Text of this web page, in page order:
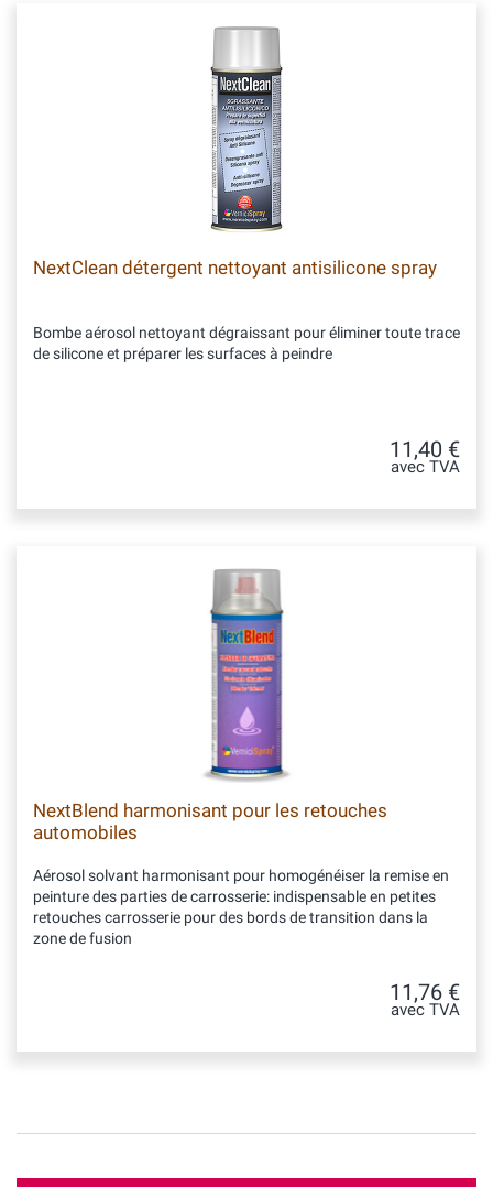
NextClean détergent nettoyant antisilicone spray
Bombe aérosol nettoyant dégraissant pour éliminer toute trace
de silicone et préparer les surfaces à peindre
11,40 €
avec TVA
NextBlend harmonisant pour les retouches
automobiles
Aérosol solvant harmonisant pour homogénéiser la remise en
peinture des parties de carrosserie: indispensable en petites
retouches carrosserie pour des bords de transition dans la
zone de fusion
11,76 €
avec TVA